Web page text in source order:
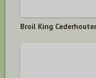
Broil King